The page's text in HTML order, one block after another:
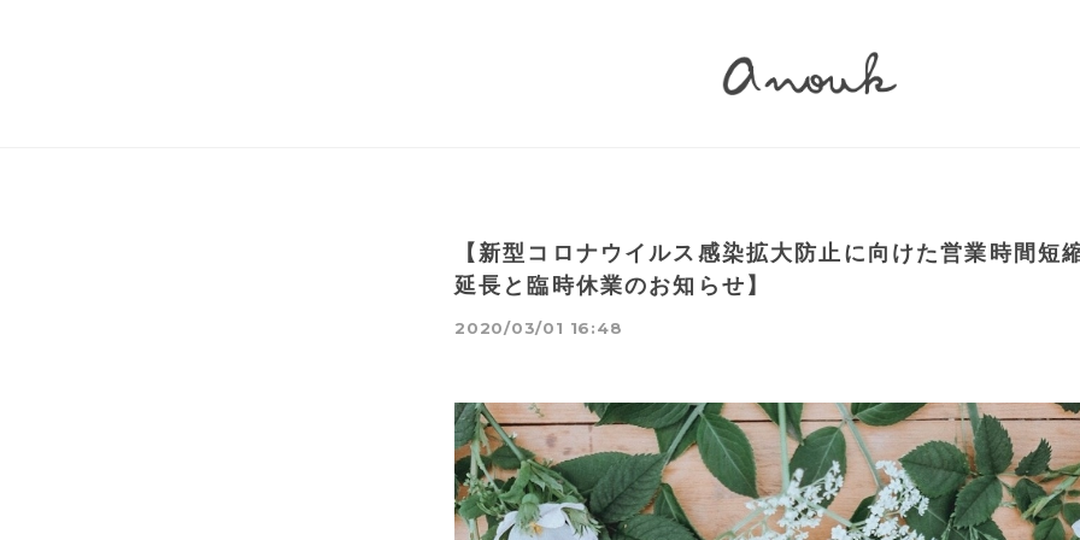
【新型コロナウイルス感染拡大防止に向けた営業時間短
延長と臨時休業のお知らせ】
2020/03/01 16:48